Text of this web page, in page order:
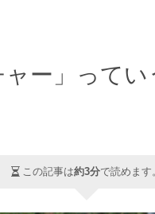
ャー」って
この記事は約3分で読めます